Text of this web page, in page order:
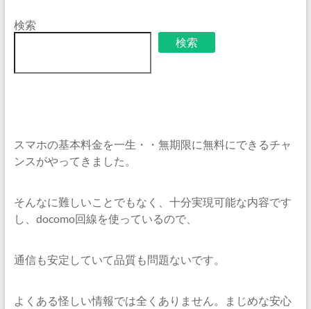
検索
検索
スマホの基本料金を一生・・無期限に無料にできるチャ
ンスがやってきました。
そんなに難しいことでもなく、十分実現可能な内容です
し、docomo回線を使っているので、
通信も安定していて品質も問題ないです。
よくある怪しい情報では全くありません。まじめな安心